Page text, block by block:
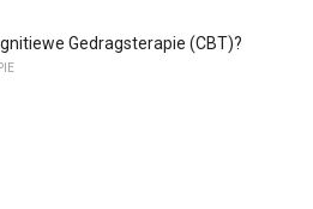
Gedragsterapie (CBT)?